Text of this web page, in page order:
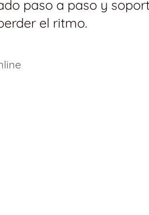
paso a paso y
el ritmo.